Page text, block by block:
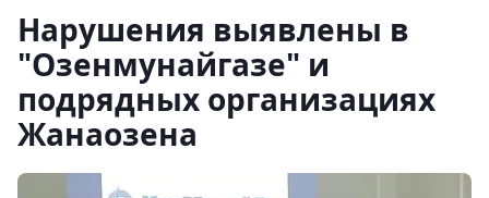
Нарушения выявлены в
"Озенмунайгазе" и
подрядных организациях
Жанаозена